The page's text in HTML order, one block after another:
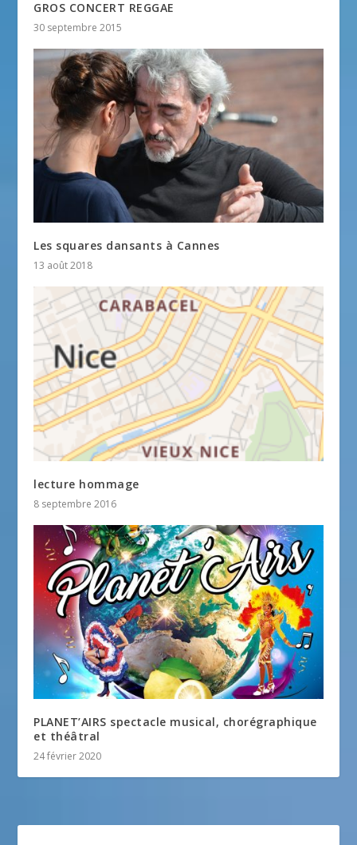
GROS CONCERT REGGAE
30 septembre 2015
Les squares dansants à Cannes
13 août 2018
lecture hommage
8 septembre 2016
PLANET’AIRS spectacle musical, chorégraphique
et théâtral
24 février 2020